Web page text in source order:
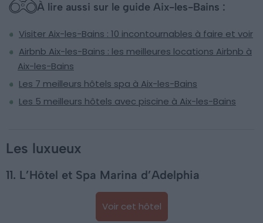
À lire aussi sur le guide Aix-les-Bains :
Visiter Aix-les-Bains : 10 incontournables à faire et voir
Airbnb Aix-les-Bains : les meilleures locations Airbnb à
Aix-les-Bains
Les 7 meilleurs hôtels spa à Aix-les-Bains
Les 5 meilleurs hôtels avec piscine à Aix-les-Bains
Les luxueux
11. L’Hôtel et Spa Marina d’Adelphia
Voir cet hôtel